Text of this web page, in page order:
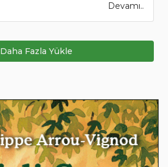
Devamı..
Daha Fazla Yükle